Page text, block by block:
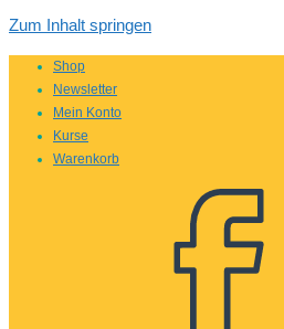
Zum Inhalt springen
Shop
Newsletter
Mein Konto
Kurse
Warenkorb